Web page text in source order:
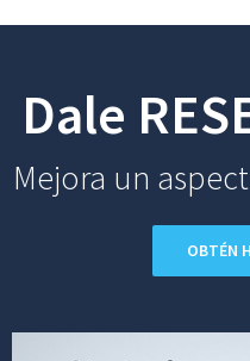
Skip
content
Dale
Mejora un
OBTÉN